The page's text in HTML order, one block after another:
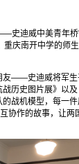
史迪威中美青年桥
庆南开中学的师
友——史迪威将军
历史图片展》以及
战机模型，每一
协作的故事，让两